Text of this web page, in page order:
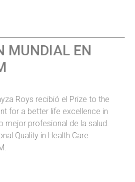
MUNDIAL EN
Roys recibió el Prize to the
for a better life excellence in
mejor profesional de la salud.
Quality in Health Care